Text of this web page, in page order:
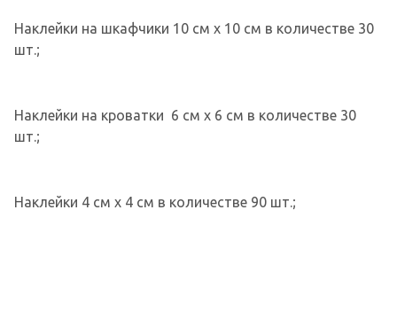
Наклейки на шкафчики 10 см х 10 см в количестве 30
шт.;
Наклейки на кроватки 6 см х 6 см в количестве 30
шт.;
Наклейки 4 см х 4 см в количестве 90 шт.;